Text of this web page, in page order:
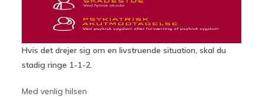
Hvis det drejer sig om en livstruende situation, skal du
stadig ringe 1-1-2.
Med venlig hilsen